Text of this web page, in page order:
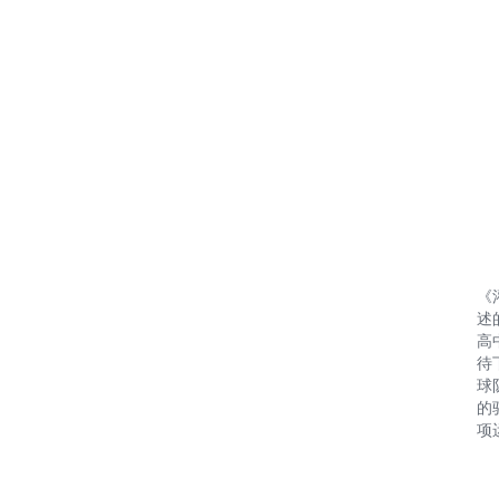
述
高
待
球
的
项